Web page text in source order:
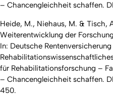
– Chancengleichheit schaffen.
Heide, M., Niehaus, M. & Tisch,
Weiterentwicklung der
In: Deutsche
für Rehabilitationsforschung –
– Chancengleichheit schaffen.
450.